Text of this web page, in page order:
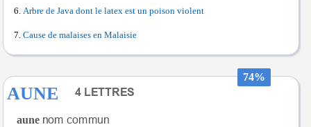
Arbre de Java dont le latex est un poison violent
Cause de malaises en Malaisie
74%
AUNE
aune